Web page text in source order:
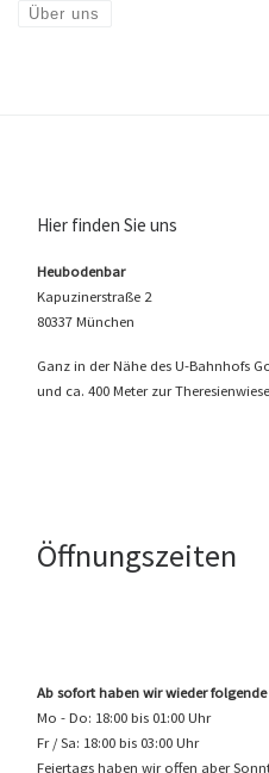
Über uns
Hier finden Sie uns
Heubodenbar
Kapuzinerstraße 2
80337 München
Ganz in der Nähe des U-Bahnhofs
und ca. 400 Meter zur
Öffnungszeiten
Ab sofort haben wir wieder
Mo - Do: 18:00 bis 01:00 Uhr
Fr / Sa: 18:00 bis 03:00 Uhr
Feiertags haben wir offen aber